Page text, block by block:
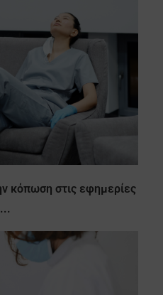
κόπωση στις εφημερίες